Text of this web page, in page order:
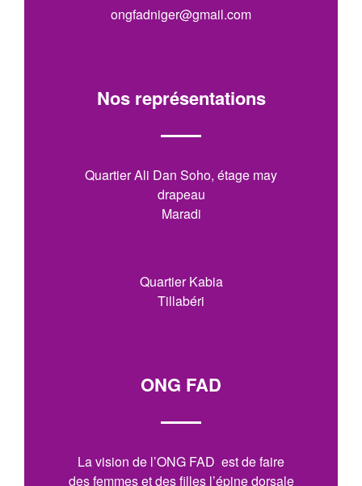
ongfadniger@gmail.com
Nos représentations
Quartier Ali Dan Soho, étage may
drapeau
Maradi
Quartier Kabia
Tillabéri
ONG FAD
La vision de l’ONG FAD est de faire
des femmes et des filles l’épine dorsale